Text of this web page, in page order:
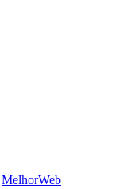
MelhorWeb